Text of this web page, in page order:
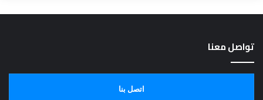
تواصل معنا
اتصل بنا